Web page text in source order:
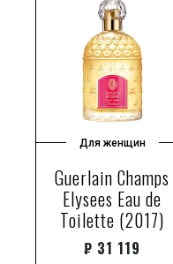
Для женщин
Guerlain Champs
Elysees Eau de
Toilette (2017)
₽ 31 119